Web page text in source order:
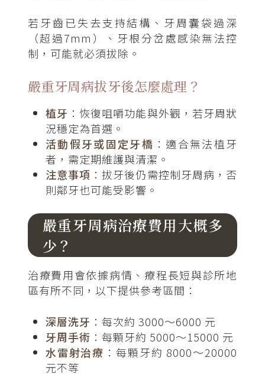
若牙齒已失去支持結構、牙周囊袋過深
（超過7mm）、牙根分岔處感染無法控
制，可能就必須拔除。
嚴重牙周病拔牙後怎麼處理？
植牙 ：恢復咀嚼功能與外觀，若牙周狀
況穩定為首選。
活動假牙或固定牙橋 ：適合無法植牙
者，需定期維護與清潔。
注意事項 ：拔牙後仍需控制牙周病，否
則鄰牙也可能受影響。
嚴重牙周病治療費用大概多
少？
治療費用會依據病情、療程長短與診所地
區有所不同，以下提供參考區間：
深層洗牙 ：每次約 3000～6000 元
牙周手術 ：每顆牙約 5000～15000 元
水雷射治療 ：每顆牙約 8000～20000
元不等